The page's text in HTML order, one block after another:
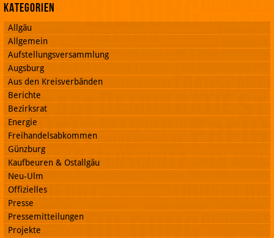
Kategorien
Allgäu
Allgemein
Aufstellungsversammlung
Augsburg
Aus den Kreisverbänden
Berichte
Bezirksrat
Energie
Freihandelsabkommen
Günzburg
Kaufbeuren & Ostallgäu
Neu-Ulm
Offizielles
Presse
Pressemitteilungen
Projekte